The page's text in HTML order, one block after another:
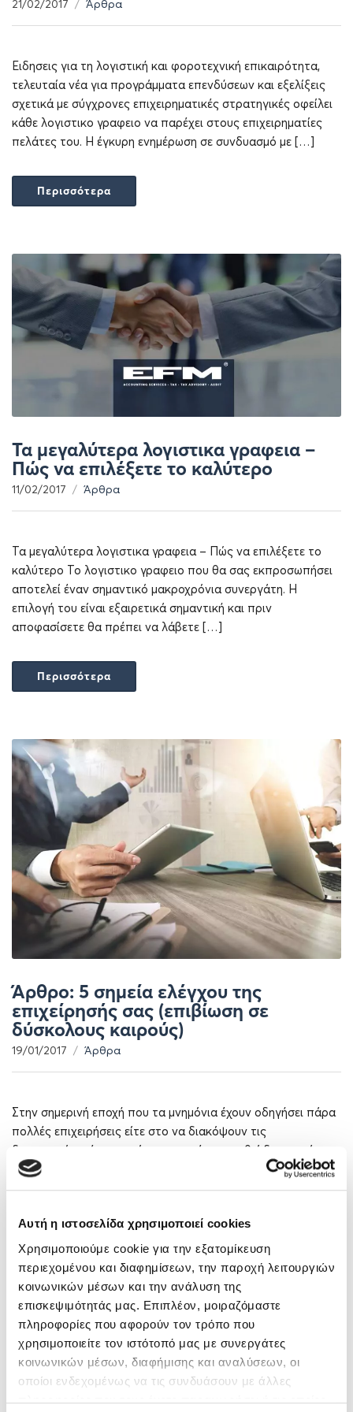
Αυτή η ιστοσελίδα χρησιμοποιεί cookies
Χρησιμοποιούμε cookie για την εξατομίκευση
περιεχομένου και διαφημίσεων, την παροχή λειτουργιών
κοινωνικών μέσων και την ανάλυση της
επισκεψιμότητάς μας. Επιπλέον, μοιραζόμαστε
πληροφορίες που αφορούν τον τρόπο που
χρησιμοποιείτε τον ιστότοπό μας με συνεργάτες
κοινωνικών μέσων, διαφήμισης και αναλύσεων, οι
οποίοι ενδεχομένως να τις συνδυάσουν με άλλες
πληροφορίες που τους έχετε παραχωρήσει ή τις οποίες
21/02/2017 Άρθρα
Ειδησεις για τη λογιστική και φοροτεχνική επικαιρότητα,
τελευταία νέα για προγράμματα επενδύσεων και εξελίξεις
σχετικά με σύγχρονες επιχειρηματικές στρατηγικές οφείλει
κάθε λογιστικο γραφειο να παρέχει στους επιχειρηματίες
πελάτες του. Η έγκυρη ενημέρωση σε συνδυασμό με […]
Περισσότερα
Τα μεγαλύτερα λογιστικα γραφεια –
Πώς να επιλέξετε το καλύτερο
11/02/2017 Άρθρα
Τα μεγαλύτερα λογιστικα γραφεια – Πώς να επιλέξετε το
καλύτερο Το λογιστικο γραφειο που θα σας εκπροσωπήσει
αποτελεί έναν σημαντικό μακροχρόνια συνεργάτη. Η
επιλογή του είναι εξαιρετικά σημαντική και πριν
αποφασίσετε θα πρέπει να λάβετε […]
Περισσότερα
Άρθρο: 5 σημεία ελέγχου της
επιχείρησής σας (επιβίωση σε
δύσκολους καιρούς)
19/01/2017 Άρθρα
Στην σημερινή εποχή που τα μνημόνια έχουν οδηγήσει πάρα
πολλές επιχειρήσεις είτε στο να διακόψουν τις
δραστηριότητές τους είτε στο να έχει μειωθεί δραστικά ο
τζίρος τους, μόνο οι καλά οργανωμένες εταιρείες έχουν
πιθανότητα επιβίωσης.